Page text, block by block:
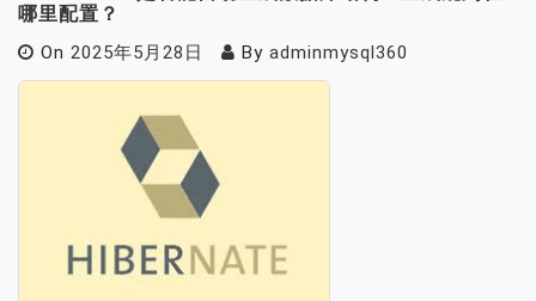
哪里配置？
On 2025年5月28日 By adminmysql360